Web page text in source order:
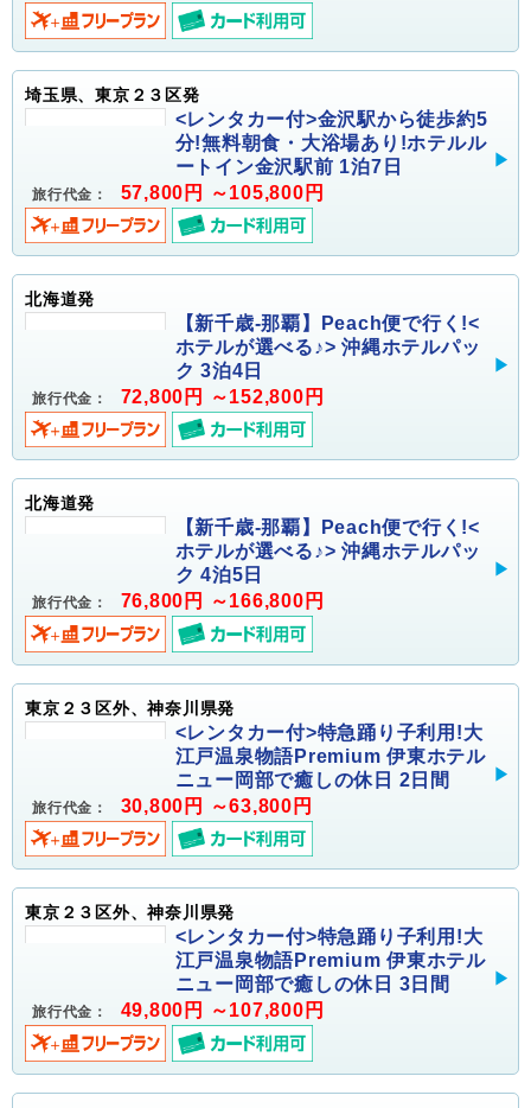
埼玉県、東京２３区発
<レンタカー付>金沢駅から徒歩約5
分!無料朝食・大浴場あり!ホテルル
ートイン金沢駅前 1泊7日
旅行代金： 57,800円 ～105,800円
北海道発
【新千歳-那覇】Peach便で行く!<
ホテルが選べる♪> 沖縄ホテルパッ
ク 3泊4日
旅行代金： 72,800円 ～152,800円
北海道発
【新千歳-那覇】Peach便で行く!<
ホテルが選べる♪> 沖縄ホテルパッ
ク 4泊5日
旅行代金： 76,800円 ～166,800円
東京２３区外、神奈川県発
<レンタカー付>特急踊り子利用!大
江戸温泉物語Premium 伊東ホテル
ニュー岡部で癒しの休日 2日間
旅行代金： 30,800円 ～63,800円
東京２３区外、神奈川県発
<レンタカー付>特急踊り子利用!大
江戸温泉物語Premium 伊東ホテル
ニュー岡部で癒しの休日 3日間
旅行代金： 49,800円 ～107,800円